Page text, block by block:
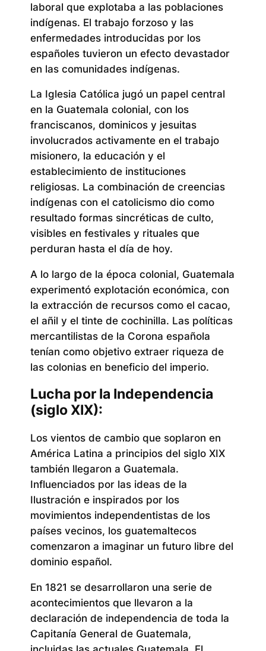
laboral que explotaba a las poblaciones
indígenas. El trabajo forzoso y las
enfermedades introducidas por los
españoles tuvieron un efecto devastador
en las comunidades indígenas.
La Iglesia Católica jugó un papel central
en la Guatemala colonial, con los
franciscanos, dominicos y jesuitas
involucrados activamente en el trabajo
misionero, la educación y el
establecimiento de instituciones
religiosas. La combinación de creencias
indígenas con el catolicismo dio como
resultado formas sincréticas de culto,
visibles en festivales y rituales que
perduran hasta el día de hoy.
A lo largo de la época colonial, Guatemala
experimentó explotación económica, con
la extracción de recursos como el cacao,
el añil y el tinte de cochinilla. Las políticas
mercantilistas de la Corona española
tenían como objetivo extraer riqueza de
las colonias en beneficio del imperio.
Lucha por la Independencia
(siglo XIX):
Los vientos de cambio que soplaron en
América Latina a principios del siglo XIX
también llegaron a Guatemala.
Influenciados por las ideas de la
Ilustración e inspirados por los
movimientos independentistas de los
países vecinos, los guatemaltecos
comenzaron a imaginar un futuro libre del
dominio español.
En 1821 se desarrollaron una serie de
acontecimientos que llevaron a la
declaración de independencia de toda la
Capitanía General de Guatemala,